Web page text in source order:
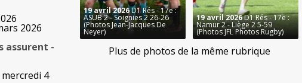
2026
assurent -
mercredi 4
19 avril 2026D1 Rés - 17e :
ASUB 2 - Soignies 2 26-26
(Photos Jean-Jacques De
Neyer)
19 avril 2026D1 Rés - 17e :
Namur 2 - Liège 2 5-59
(Photos JFL Photos Rugby)
Plus de photos de la même rubrique